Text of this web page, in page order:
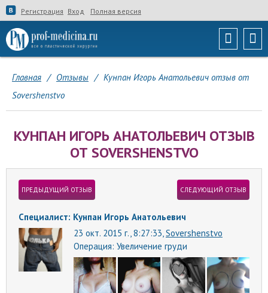
Регистрация Вход Полная версия
Главная / Отзывы / Кунпан Игорь Анатольевич отзыв от
Sovershenstvo
КУНПАН ИГОРЬ АНАТОЛЬЕВИЧ ОТЗЫВ
ОТ SOVERSHENSTVO
ПРЕДЫДУЩИЙ ОТЗЫВ СЛЕДУЮЩИЙ ОТЗЫВ
Специалист: Кунпан Игорь Анатольевич
23 окт. 2015 г., 8:27:33, Sovershenstvo
Операция: Увеличение груди